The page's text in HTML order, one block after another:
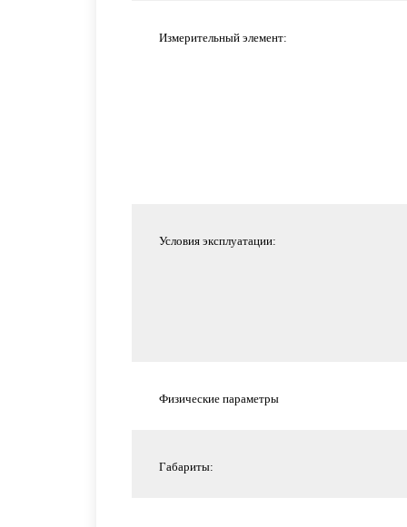
Измерительный элемент:
Условия эксплуатации:
Физические параметры
Габариты: